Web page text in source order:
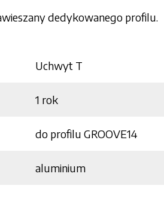
dedykowanego profilu.
Uchwyt T
1 rok
do profilu GROOVE14
aluminium